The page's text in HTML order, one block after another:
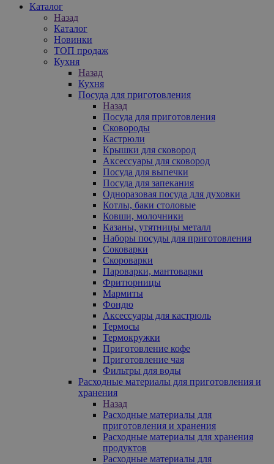
Каталог
Назад
Каталог
Новинки
ТОП продаж
Кухня
Назад
Кухня
Посуда для приготовления
Назад
Посуда для приготовления
Сковороды
Кастрюли
Крышки для сковород
Аксессуары для сковород
Посуда для выпечки
Посуда для запекания
Одноразовая посуда для духовки
Котлы, баки столовые
Ковши, молочники
Казаны, утятницы металл
Наборы посуды для приготовления
Соковарки
Скороварки
Пароварки, мантоварки
Фритюрницы
Мармиты
Фондю
Аксессуары для кастрюль
Термосы
Термокружки
Приготовление кофе
Приготовление чая
Фильтры для воды
Расходные материалы для приготовления и
хранения
Назад
Расходные материалы для
приготовления и хранения
Расходные материалы для хранения
продуктов
Расходные материалы для